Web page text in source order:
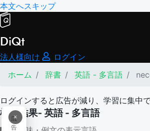
本文へスキップ
DiQt
法人様向け
ログイン
ホーム
辞書 英語 - 多言語
ログインすると広告が減り、学習に集中で
×
広
告
検索結果- 英語 - 多言語